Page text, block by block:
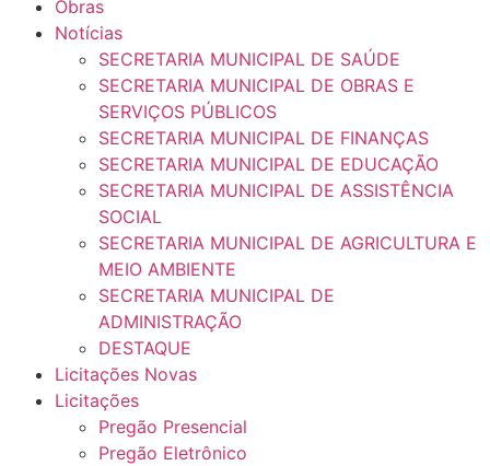
Obras
Notícias
SECRETARIA MUNICIPAL DE SAÚDE
SECRETARIA MUNICIPAL DE OBRAS E
SERVIÇOS PÚBLICOS
SECRETARIA MUNICIPAL DE FINANÇAS
SECRETARIA MUNICIPAL DE EDUCAÇÃO
SECRETARIA MUNICIPAL DE ASSISTÊNCIA
SOCIAL
SECRETARIA MUNICIPAL DE AGRICULTURA E
MEIO AMBIENTE
SECRETARIA MUNICIPAL DE
ADMINISTRAÇÃO
DESTAQUE
Licitações Novas
Licitações
Pregão Presencial
Pregão Eletrônico